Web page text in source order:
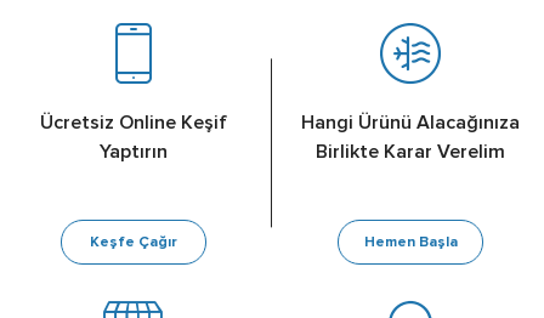
Ücretsiz Online Keşif
Yaptırın
Keşfe Çağır
Hangi Ürünü Alacağınıza
Birlikte Karar Verelim
Hemen Başla